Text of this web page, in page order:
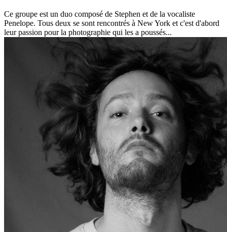
Ce groupe est un duo composé de Stephen et de la vocaliste
Penelope. Tous deux se sont rencontrés à New York et c'est d'abord
leur passion pour la photographie qui les a poussés...